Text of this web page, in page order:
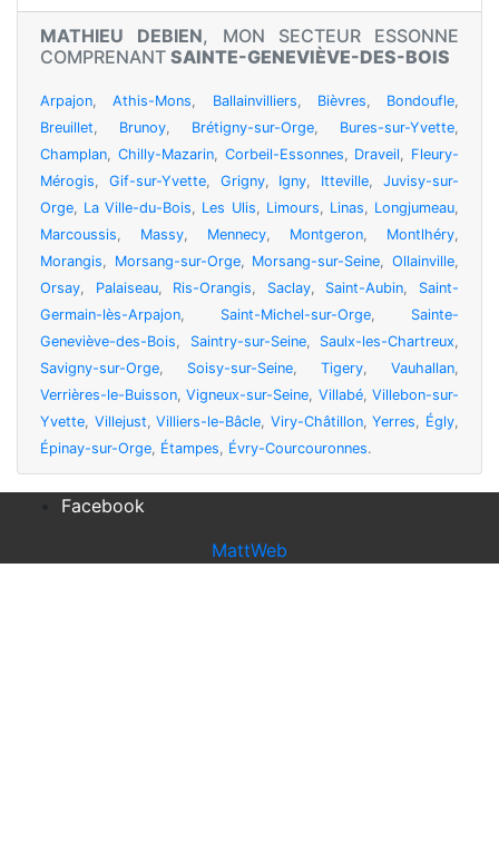
MATHIEU DEBIEN, MON SECTEUR ESSONNE
COMPRENANT SAINTE-GENEVIÈVE-DES-BOIS
Arpajon,Athis-Mons, Ballainvilliers, Bièvres, Bondoufle,
Breuillet, Brunoy, Brétigny-sur-Orge, Bures-sur-Yvette,
Champlan, Chilly-Mazarin, Corbeil-Essonnes, Draveil, Fleury-
Mérogis, Gif-sur-Yvette, Grigny, Igny, Itteville,Juvisy-sur-
Orge, La Ville-du-Bois, Les Ulis, Limours, Linas, Longjumeau,
Marcoussis, Massy, Mennecy, Montgeron, Montlhéry,
Morangis, Morsang-sur-Orge, Morsang-sur-Seine,Ollainville,
Orsay, Palaiseau, Ris-Orangis, Saclay, Saint-Aubin, Saint-
Germain-lès-Arpajon, Saint-Michel-sur-Orge, Sainte-
Geneviève-des-Bois, Saintry-sur-Seine, Saulx-les-Chartreux,
Savigny-sur-Orge, Soisy-sur-Seine, Tigery, Vauhallan,
Verrières-le-Buisson,Vigneux-sur-Seine, Villabé,Villebon-sur-
Yvette, Villejust,Villiers-le-Bâcle, Viry-Châtillon,Yerres, Égly,
Épinay-sur-Orge, Étampes, Évry-Courcouronnes.
Facebook
MattWeb